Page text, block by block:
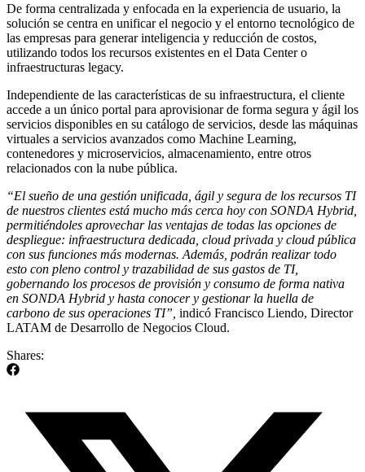
De forma centralizada y enfocada en la experiencia de usuario, la
solución se centra en unificar el negocio y el entorno tecnológico de
las empresas para generar inteligencia y reducción de costos,
utilizando todos los recursos existentes en el Data Center o
infraestructuras legacy.
Independiente de las características de su infraestructura, el cliente
accede a un único portal para aprovisionar de forma segura y ágil los
servicios disponibles en su catálogo de servicios, desde las máquinas
virtuales a servicios avanzados como Machine Learning,
contenedores y microservicios, almacenamiento, entre otros
relacionados con la nube pública.
“El sueño de una gestión unificada, ágil y segura de los recursos TI
de nuestros clientes está mucho más cerca hoy con SONDA Hybrid,
permitiéndoles aprovechar las ventajas de todas las opciones de
despliegue: infraestructura dedicada, cloud privada y cloud pública
con sus funciones más modernas. Además, podrán realizar todo
esto con pleno control y trazabilidad de sus gastos de TI,
gobernando los procesos de provisión y consumo de forma nativa
en SONDA Hybrid y hasta conocer y gestionar la huella de
carbono de sus operaciones TI”, indicó Francisco Liendo, Director
LATAM de Desarrollo de Negocios Cloud.
Shares: